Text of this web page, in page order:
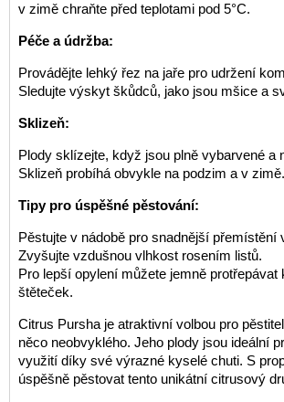
v zimě chraňte před teplotami pod 5°C.
Péče a údržba:
Provádějte lehký řez na jaře pro udržení
Sledujte výskyt škůdců, jako jsou mšice a
Sklizeň:
Plody sklízejte, když jsou plně vybarvené a
Sklizeň probíhá obvykle na podzim a v zimě.
Tipy pro úspěšné pěstování:
Pěstujte v nádobě pro snadnější přemístění
Zvyšujte vzdušnou vlhkost rosením listů.
Pro lepší opylení můžete jemně protřepávat
štěteček.
Citrus Pursha je atraktivní volbou pro
něco neobvyklého. Jeho plody jsou ideální
využití díky své výrazné kyselé chuti. S
úspěšně pěstovat tento unikátní citrusový